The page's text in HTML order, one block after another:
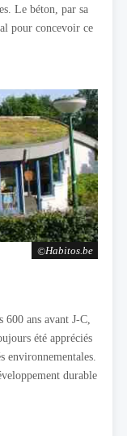
Le béton, par sa
pour concevoir ce
Habitos.be
ans avant J-C,
été appréciés
environnementales.
durable